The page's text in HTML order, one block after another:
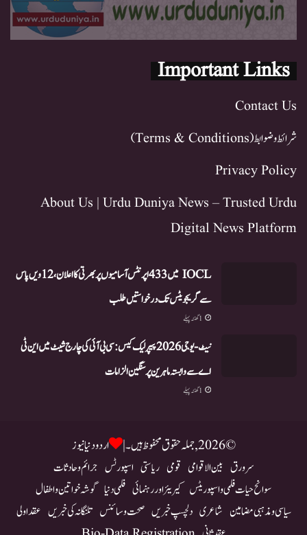
Important Links
Contact Us
شرائط و ضوابط (Terms & Conditions)
Privacy Policy
About Us | Urdu Duniya News – Trusted Urdu
Digital News Platform
IOCL میں 433 اپرنٹس آسامیوں پر بھرتی کا اعلان، 12ویں پاس
سے گریجویٹس تک درخواستیں طلب
1 گھنٹہ پہلے
نیٹ-یو جی 2026 پیپر لیک کیس: سی بی آئی کی چارج شیٹ میں این ٹی
اے سے وابستہ ماہرین پر سنگین الزامات
1 گھنٹہ پہلے
© 2026, جملہ حقوق محفوظ ہیں۔ | اردو دنیا نیوز
سرورق بین الاقوامی قومی ریاستی اسپورٹس جرائم و حادثات
سوانح حیات فلمی و اسپوریٹس کیریئر اور رہنمائی فلمی دنیا گوشہ خواتین و اطفال
سیاسی و مذہبی مضامین شاعری دلچسپ خبریں صحت و سائنس تلنگانہ کی خبریں عقد اولی